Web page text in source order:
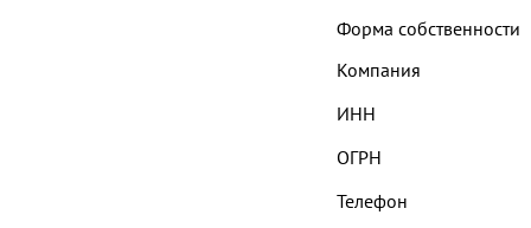
Форма собственности
Компания
ИНН
ОГРН
Телефон